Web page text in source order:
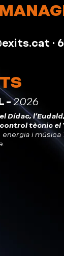
·
-2026
Dídac,
tècnic el
i música